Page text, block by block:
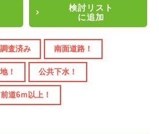
検討リスト
に追加
査済み 南面道路！
！ 公共下水！
前道6ｍ以上！